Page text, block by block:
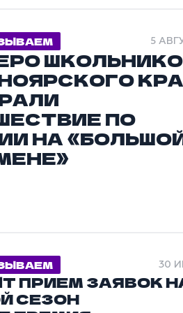
5
ПО
НА
30
ПРИЕМ ЗАЯВОК
СЕЗОН